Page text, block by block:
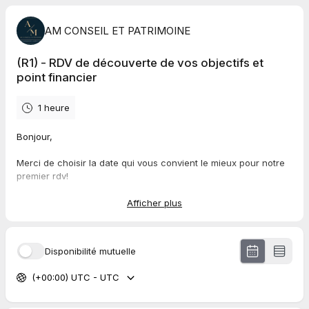
AM CONSEIL ET PATRIMOINE
(R1) - RDV de découverte de vos objectifs et
point financier
1 heure
Bonjour,
Merci de choisir la date qui vous convient le mieux pour notre
premier rdv!
Vous recevrez un mail complet des pièces à nous transmettre
en amont.
Afficher plus
Disponibilité mutuelle
(+00:00) UTC - UTC